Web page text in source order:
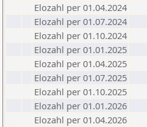
Elozahl per 01.04.2024
Elozahl per 01.07.2024
Elozahl per 01.10.2024
Elozahl per 01.01.2025
Elozahl per 01.04.2025
Elozahl per 01.07.2025
Elozahl per 01.10.2025
Elozahl per 01.01.2026
Elozahl per 01.04.2026